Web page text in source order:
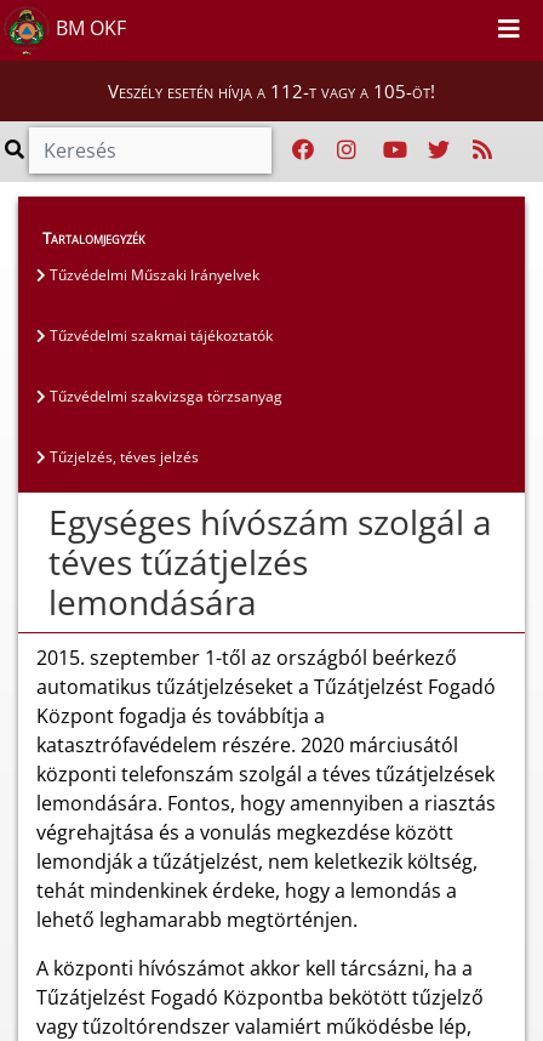
BM OKF
Veszély esetén hívja a 112-t vagy a 105-öt!
Szakmai tájékoztatók
>
Tűzjelzés, téves jelzés
Tartalomjegyzék
Tűzvédelmi Műszaki Irányelvek
Tűzvédelmi szakmai tájékoztatók
Tűzvédelmi szakvizsga törzsanyag
Tűzjelzés, téves jelzés
Egységes hívószám szolgál a
téves tűzátjelzés
lemondására
2015. szeptember 1-től az országból beérkező
automatikus tűzátjelzéseket a Tűzátjelzést Fogadó
Központ fogadja és továbbítja a
katasztrófavédelem részére. 2020 márciusától
központi telefonszám szolgál a téves tűzátjelzések
lemondására. Fontos, hogy amennyiben a riasztás
végrehajtása és a vonulás megkezdése között
lemondják a tűzátjelzést, nem keletkezik költség,
tehát mindenkinek érdeke, hogy a lemondás a
lehető leghamarabb megtörténjen.
A központi hívószámot akkor kell tárcsázni, ha a
Tűzátjelzést Fogadó Központba bekötött tűzjelző
vagy tűzoltórendszer valamiért működésbe lép,